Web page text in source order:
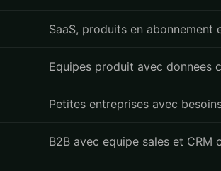
SaaS, produits en abonnement
Equipes produit avec donnees
Petites entreprises avec
B2B avec equipe sales et CRM